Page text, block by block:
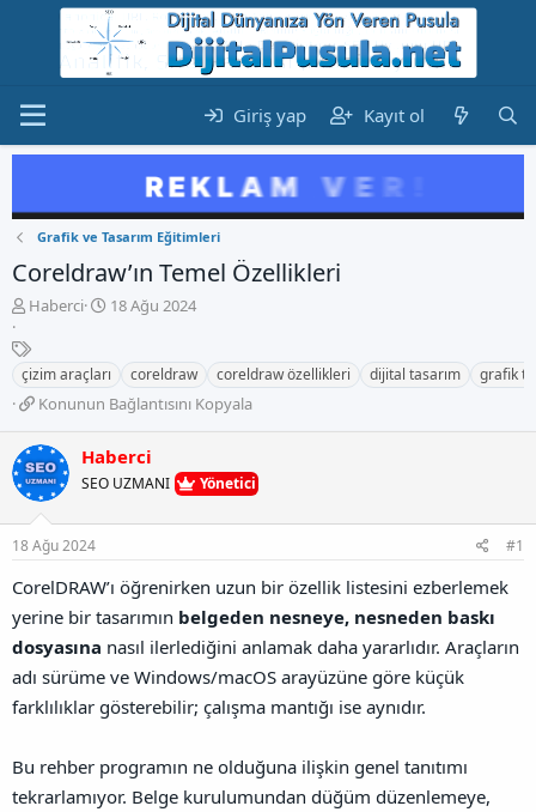
Giriş yap Kayıt ol
Grafik ve Tasarım Eğitimleri
Coreldraw’ın Temel Özellikleri
K
n
b
u
y
u
b
a
ş
l
a
a
Haberci
B
l
n
g
ı
ç
a
h
18 Ağu 2024
E
t
i
e
t
l
e
çizim araçları coreldraw coreldraw özellikleri dijital tasarım grafik
K
n
u
n
u
B
ğ
l
a
n
t
ı
n
ı
Konunun Bağlantısını Kopyala
Haberci
SEO UZMANI Yönetici
18 Ağu 2024 #1
CorelDRAW’ı öğrenirken uzun bir özellik listesini ezberlemek
yerine bir tasarımın belgeden nesneye, nesneden baskı
dosyasına nasıl ilerlediğini anlamak daha yararlıdır. Araçların
adı sürüme ve Windows/macOS arayüzüne göre küçük
farklılıklar gösterebilir; çalışma mantığı ise aynıdır.
Bu rehber programın ne olduğuna ilişkin genel tanıtımı
tekrarlamıyor. Belge kurulumundan düğüm düzenlemeye,